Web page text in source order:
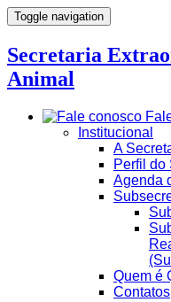
Toggle navigation
Secretaria
Animal
Institucional
A
Perfil do
Agenda
Quem é
Contatos